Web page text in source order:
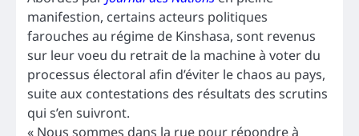
manifestion, certains acteurs politiques
farouches au régime de Kinshasa, sont revenus
sur leur voeu du retrait de la machine à voter du
processus électoral afin d’éviter le chaos au pays,
suite aux contestations des résultats des scrutins
qui s’en suivront.
« Nous sommes dans la rue pour répondre à